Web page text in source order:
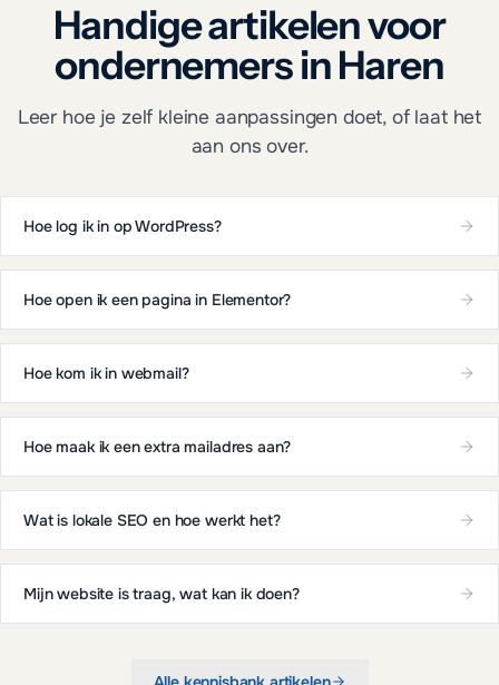
Handige artikelen voor
ondernemers in Haren
Leer hoe je zelf kleine aanpassingen doet, of laat het
aan ons over.
Hoe log ik in op WordPress?
Hoe open ik een pagina in Elementor?
Hoe kom ik in webmail?
Hoe maak ik een extra mailadres aan?
Wat is lokale SEO en hoe werkt het?
Mijn website is traag, wat kan ik doen?